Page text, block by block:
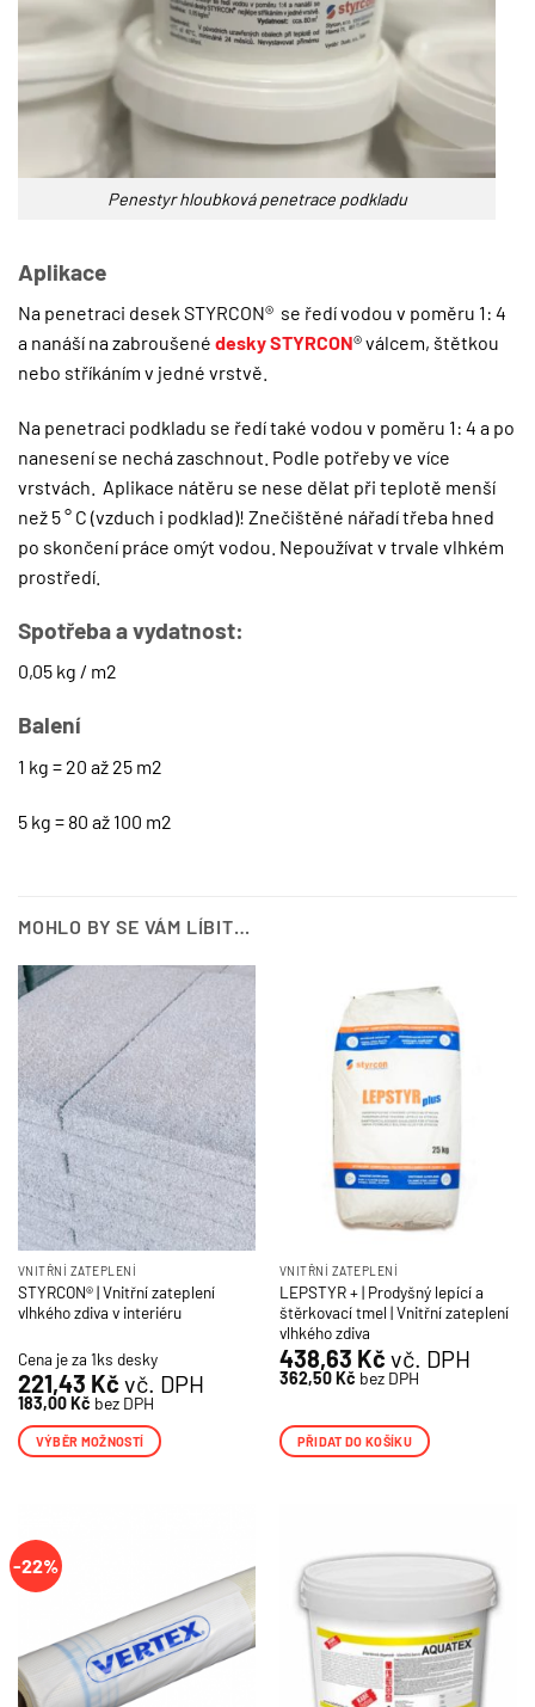
Penestyr hloubková penetrace podkladu
Aplikace
Na penetraci desek STYRCON® se ředí vodou v poměru 1: 4
a nanáší na zabroušené desky STYRCON® válcem, štětkou
nebo stříkáním v jedné vrstvě.
Na penetraci podkladu se ředí také vodou v poměru 1: 4 a po
nanesení se nechá zaschnout. Podle potřeby ve více
vrstvách. Aplikace nátěru se nese dělat při teplotě menší
než 5 ° C (vzduch i podklad)! Znečištěné nářadí třeba hned
po skončení práce omýt vodou. Nepoužívat v trvale vlhkém
prostředí.
Spotřeba a vydatnost:
0,05 kg / m2
Balení
1 kg = 20 až 25 m2
5 kg = 80 až 100 m2
MOHLO BY SE VÁM LÍBIT…
VNITŘNÍ ZATEPLENÍ
STYRCON® | Vnitřní zateplení
vlhkého zdiva v interiéru
Cena je za 1ks desky
221,43 Kč vč. DPH
183,00Kč bez DPH
VÝBĚR MOŽNOSTÍ
více
variant.
Možnosti
vybrat
na
stránce
VNITŘNÍ ZATEPLENÍ
LEPSTYR + | Prodyšný lepící a
štěrkovací tmel | Vnitřní zateplení
vlhkého zdiva
438,63 Kč vč. DPH
362,50Kč bez DPH
PŘIDAT DO KOŠÍKU
-22%